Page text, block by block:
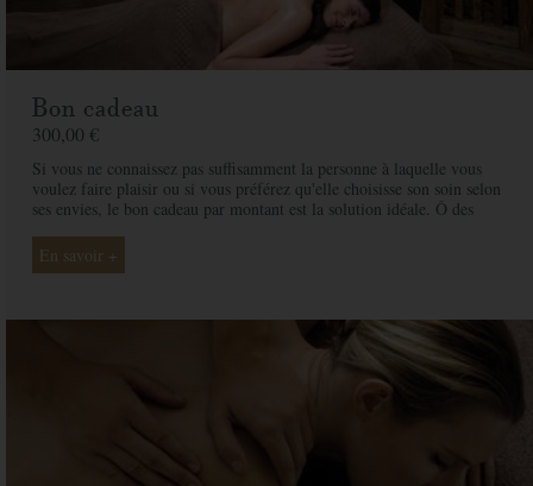
Bon cadeau
300,00 €
Si vous ne connaissez pas suffisamment la personne à laquelle vous
voulez faire plaisir ou si vous préférez qu'elle choisisse son soin selon
ses envies, le bon cadeau par montant est la solution idéale. Ô des
proche et ainsi rendre ce moment exceptionnel.
En savoir +